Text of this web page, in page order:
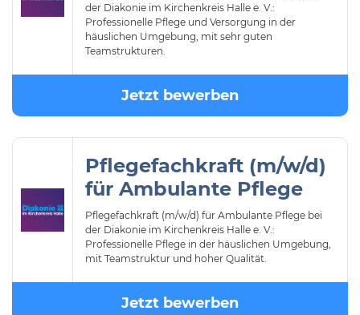
der Diakonie im Kirchenkreis Halle e. V.:
Professionelle Pflege und Versorgung in der
häuslichen Umgebung, mit sehr guten
Teamstrukturen.
Jetzt bewerben
Pflegefachkraft (m/w/d)
für Ambulante Pflege
Pflegefachkraft (m/w/d) für Ambulante Pflege bei
der Diakonie im Kirchenkreis Halle e. V.:
Professionelle Pflege in der häuslichen Umgebung,
mit Teamstruktur und hoher Qualität.
Jetzt bewerben